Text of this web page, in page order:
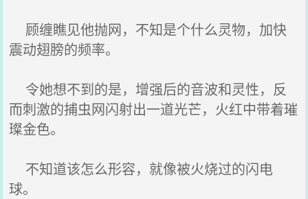
顾缠瞧见他抛网，不知是个什么灵物，加快
震动翅膀的频率。
令她想不到的是，增强后的音波和灵性，反
而刺激的捕虫网闪射出一道光芒，火红中带着璀
璨金色。
不知道该怎么形容，就像被火烧过的闪电
球。